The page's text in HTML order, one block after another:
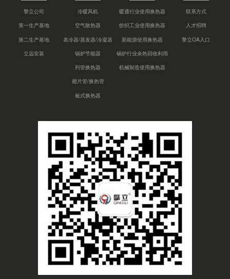
擎立公司
第一生产基地
第二生产基地
立远安装
冷暖风机
空气散热器
表冷器/蒸发器/冷凝器
锅炉节能器
列管换热器
翅片管/换热管
板式换热器
暖通行业使用换热器
纺织工业使用换热器
新能源使用换热器
锅炉行业余热回收利用
机械制造使用换热器
联系方式
人才招聘
擎立OA入口